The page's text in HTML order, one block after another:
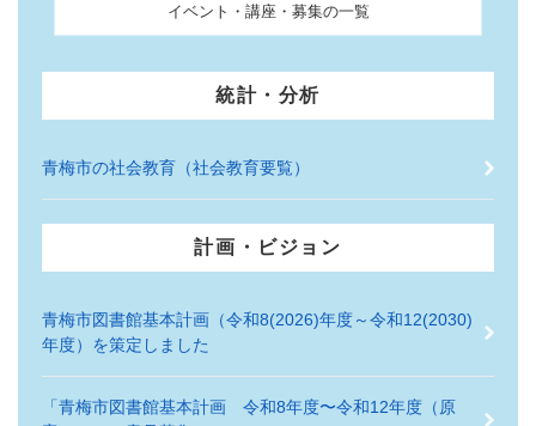
イベント・講座・募集の一覧
統計・分析
青梅市の社会教育（社会教育要覧）
計画・ビジョン
青梅市図書館基本計画（令和8(2026)年度～令和12(2030)
年度）を策定しました
「青梅市図書館基本計画 令和8年度〜令和12年度（原